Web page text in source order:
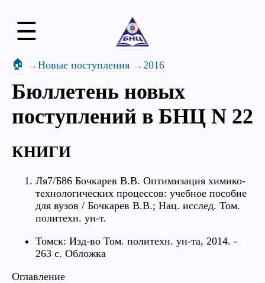
☰
🏠 Новые поступления 2016
Бюллетень новых
поступлений в БНЦ N 22
КНИГИ
Ля7/Б86 Бочкарев В.В. Оптимизация химико-
технологических процессов: учебное пособие
для вузов / Бочкарев В.В.; Нац. исслед. Том.
политехн. ун-т.
Томск: Изд-во Том. политехн. ун-та, 2014. -
263 с. Обложка
Оглавление